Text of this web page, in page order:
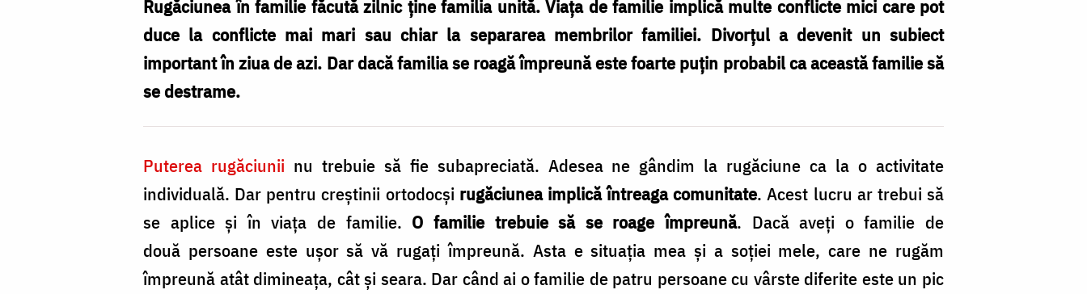
Rugăciunea în familie făcută zilnic ține familia unită. Viața de familie implică multe conflicte mici care pot
duce la conflicte mai mari sau chiar la separarea membrilor familiei. Divorțul a devenit un subiect
important în ziua de azi. Dar dacă familia se roagă împreună este foarte puțin probabil ca această familie să
se destrame.
Puterea rugăciunii nu trebuie să fie subapreciată. Adesea ne gândim la rugăciune ca la o activitate
individuală. Dar pentru creştinii ortodocşi rugăciunea implică întreaga comunitate. Acest lucru ar trebui să
se aplice şi în viaţa de familie. O familie trebuie să se roage împreună. Dacă aveţi o familie de
două persoane este uşor să vă rugaţi împreună. Asta e situaţia mea şi a soţiei mele, care ne rugăm
împreună atât dimineaţa, cât şi seara. Dar când ai o familie de patru persoane cu vârste diferite este un pic